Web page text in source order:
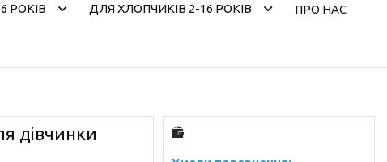
РОКІВ ДЛЯ ХЛОПЧИКІВ 2-16 РОКІВ ПРО НАС
дівчинки